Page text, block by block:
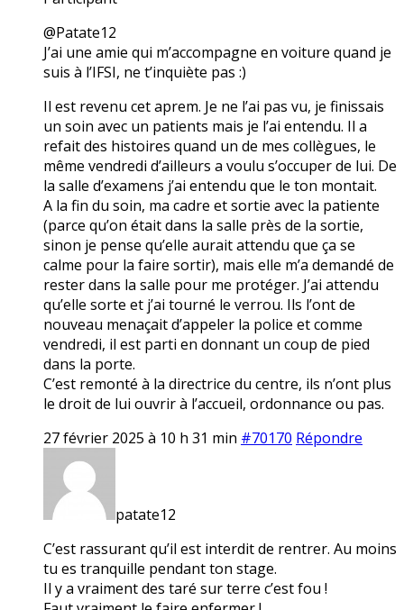
@Patate12
J’ai une amie qui m’accompagne en voiture quand je
suis à l’IFSI, ne t’inquiète pas :)
Il est revenu cet aprem. Je ne l’ai pas vu, je finissais
un soin avec un patients mais je l’ai entendu. Il a
refait des histoires quand un de mes collègues, le
même vendredi d’ailleurs a voulu s’occuper de lui. De
la salle d’examens j’ai entendu que le ton montait.
A la fin du soin, ma cadre et sortie avec la patiente
(parce qu’on était dans la salle près de la sortie,
sinon je pense qu’elle aurait attendu que ça se
calme pour la faire sortir), mais elle m’a demandé de
rester dans la salle pour me protéger. J’ai attendu
qu’elle sorte et j’ai tourné le verrou. Ils l’ont de
nouveau menaçait d’appeler la police et comme
vendredi, il est parti en donnant un coup de pied
dans la porte.
C’est remonté à la directrice du centre, ils n’ont plus
le droit de lui ouvrir à l’accueil, ordonnance ou pas.
27 février 2025 à 10 h 31 min #70170 Répondre
patate12
C’est rassurant qu’il est interdit de rentrer. Au moins
tu es tranquille pendant ton stage.
Il y a vraiment des taré sur terre c’est fou !